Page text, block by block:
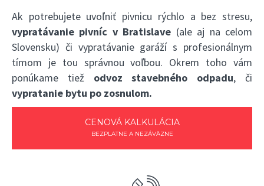
Ak potrebujete uvoľniť pivnicu rýchlo a bez stresu,
vypratávanie pivníc v Bratislave (ale aj na celom
Slovensku) či vypratávanie garáží s profesionálnym
tímom je tou správnou voľbou. Okrem toho vám
ponúkame tiež odvoz stavebného odpadu, či
vypratanie bytu po zosnulom.
CENOVÁ KALKULÁCIA
BEZPLATNE A NEZÁVÄZNE